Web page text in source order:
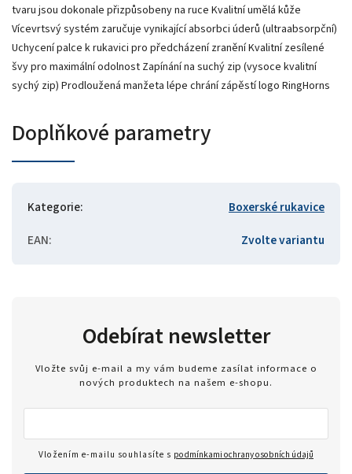
tvaru jsou dokonale přizpůsobeny na ruce Kvalitní umělá kůže
Vícevrtsvý systém zaručuje vynikající absorbci úderů (ultraabsorpční)
Uchycení palce k rukavici pro předcházení zranění Kvalitní zesílené
švy pro maximální odolnost Zapínání na suchý zip (vysoce kvalitní
sychý zip) Prodloužená manžeta lépe chrání zápěstí logo RingHorns
Doplňkové parametry
Kategorie:
Boxerské rukavice
EAN: Zvolte variantu
Odebírat newsletter
Vložte svůj e-mail a my vám budeme zasílat informace o
nových produktech na našem e-shopu.
Vložením e-mailu souhlasíte s podmínkami ochrany osobních údajů